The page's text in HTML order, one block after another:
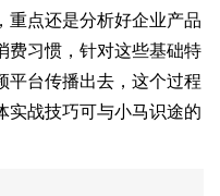
重点还是分析好企业产品
费习惯，针对这些基础特
平台传播出去，这个过程
实战技巧可与小马识途的